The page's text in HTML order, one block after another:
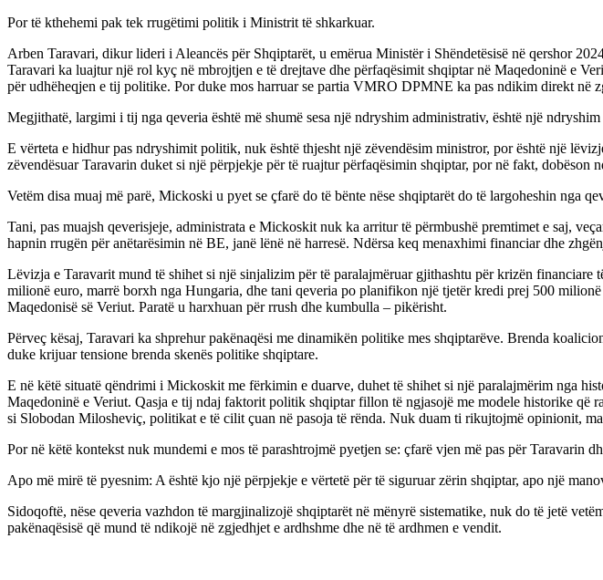
Por të kthehemi pak tek rrugëtimi politik i Ministrit të shkarkuar.
Arben Taravari, dikur lideri i Aleancës për Shqiptarët, u emërua Ministër i Shëndetësisë në qershor
Taravari ka luajtur një rol kyç në mbrojtjen e të drejtave dhe përfaqësimit shqiptar në Maqedoninë e
për udhëheqjen e tij politike. Por duke mos harruar se partia VMRO DPMNE ka pas ndikim direkt në
Megjithatë, largimi i tij nga qeveria është më shumë sesa një ndryshim administrativ, është një
E vërteta e hidhur pas ndryshimit politik, nuk është thjesht një zëvendësim ministror, por është një
zëvendësuar Taravarin duket si një përpjekje për të ruajtur përfaqësimin shqiptar, por në fakt, dobëson
Vetëm disa muaj më parë, Mickoski u pyet se çfarë do të bënte nëse shqiptarët do të largoheshin nga
Tani, pas muajsh qeverisjeje, administrata e Mickoskit nuk ka arritur të përmbushë premtimet e saj,
hapnin rrugën për anëtarësimin në BE, janë lënë në harresë. Ndërsa keq menaxhimi financiar dhe
Lëvizja e Taravarit mund të shihet si një sinjalizim për të paralajmëruar gjithashtu për krizën financiare
milionë euro, marrë borxh nga Hungaria, dhe tani qeveria po planifikon një tjetër kredi prej 500
Maqedonisë së Veriut. Paratë u harxhuan për rrush dhe kumbulla – pikërisht.
Përveç kësaj, Taravari ka shprehur pakënaqësi me dinamikën politike mes shqiptarëve. Brenda
duke krijuar tensione brenda skenës politike shqiptare.
E në këtë situatë qëndrimi i Mickoskit me fërkimin e duarve, duhet të shihet si një paralajmërim nga
Maqedoninë e Veriut. Qasja e tij ndaj faktorit politik shqiptar fillon të ngjasojë me modele historike që
si Slobodan Milosheviç, politikat e të cilit çuan në pasoja të rënda. Nuk duam ti rikujtojmë opinionit,
Por në këtë kontekst nuk mundemi e mos të parashtrojmë pyetjen se: çfarë vjen më pas për Taravarin
Apo më mirë të pyesnim: A është kjo një përpjekje e vërtetë për të siguruar zërin shqiptar, apo një
Sidoqoftë, nëse qeveria vazhdon të margjinalizojë shqiptarët në mënyrë sistematike, nuk do të jetë
pakënaqësisë që mund të ndikojë në zgjedhjet e ardhshme dhe në të ardhmen e vendit.